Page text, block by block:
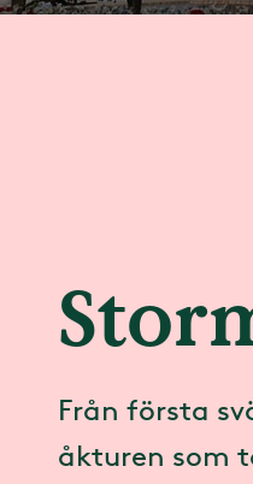
Från första
åkturen som